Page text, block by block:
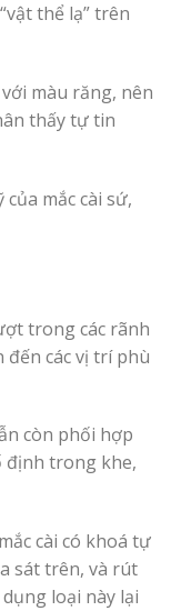
thể lạ” trên
màu răng, nên
thấy tự tin
mắc cài sứ,
trong các rãnh
đến các vị trí phù
còn phối hợp
định trong khe,
cài có khoá tự
sát trên, và rút
loại này lại